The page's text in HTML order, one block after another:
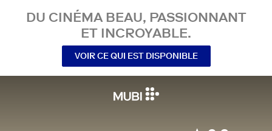
DU CINÉMA BEAU, PASSIONNANT
ET INCROYABLE.
VOIR CE QUI EST DISPONIBLE